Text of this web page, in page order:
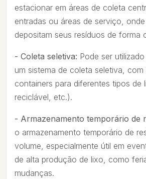
estacionar em áreas de coleta
entradas ou áreas de serviço,
depositam seus resíduos de forma
- Coleta seletiva: Pode ser
um sistema de coleta seletiva, com
containers para diferentes tipos de
reciclável, etc.).
- Armazenamento temporário de
o armazenamento temporário de
volume, especialmente útil em
de alta produção de lixo, como
mudanças.